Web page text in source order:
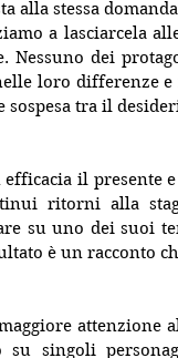
alla stessa
a lasciarcela
dei
loro differenze
tra il
il presente
ritorni alla
su uno dei suoi
è un racconto
attenzione
su singoli